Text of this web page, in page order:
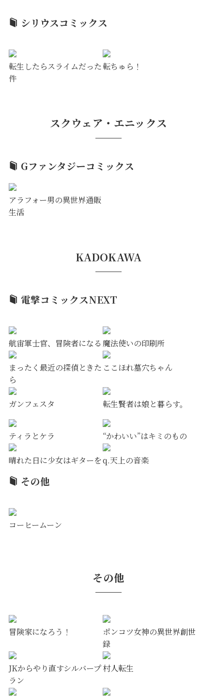
シリウスコミックス
転生したらスライムだった
件
転ちゅら！
スクウェア・エニックス
Gファンタジーコミックス
アラフォー男の異世界通販
生活
KADOKAWA
電撃コミックスNEXT
航宙軍士官、冒険者になる 魔法使いの印刷所
まったく最近の探偵ときた
ら
ここほれ墓穴ちゃん
ガンフェスタ 転生賢者は娘と暮らす。
ティラとケラ “かわいい”はキミのもの
晴れた日に少女はギターをq.天上の音楽
その他
コーヒームーン
その他
冒険家になろう！
ポンコツ女神の異世界創世
録
JKからやり直すシルバープ
ラン
村人転生